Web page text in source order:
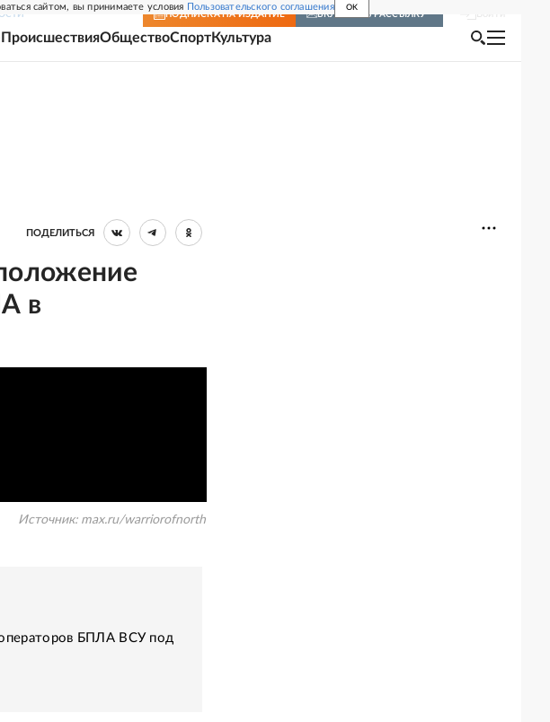
сайтом, вы принимаете условия Пользовательского соглашения OK
ПОДПИСКА НА ИЗДАНИЕ ВКЛЮЧИТЬ РАССЫЛКУ
ПроисшествияОбществоСпортКультура
ПОДЕЛИТЬСЯ
в
Источник: max.ru/warriorofnorth
БПЛА ВСУ под